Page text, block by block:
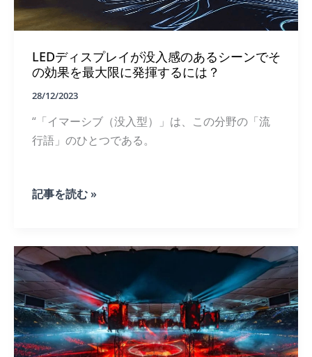
撮
影
注
目
れ
主
な
理
LEDディスプレイが没入感のあるシーンでそ
の効果を最大限に発揮するには？
28/12/2023
“「イマーシブ（没入型）」は、この分野の「流
行語」のひとつである。
LED
プ
レ
イ
が
没
入
感
の
あ
記事を読む »